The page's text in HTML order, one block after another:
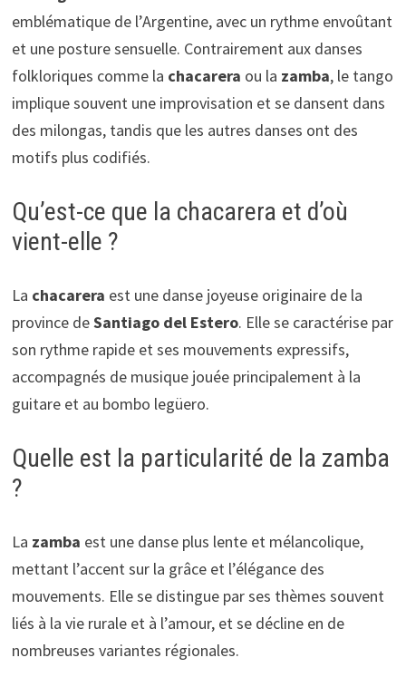
emblématique de l’Argentine, avec un rythme envoûtant
et une posture sensuelle. Contrairement aux danses
folkloriques comme la chacarera ou la zamba, le tango
implique souvent une improvisation et se dansent dans
des milongas, tandis que les autres danses ont des
motifs plus codifiés.
Qu’est-ce que la chacarera et d’où
vient-elle ?
La chacarera est une danse joyeuse originaire de la
province deSantiago del Estero. Elle se caractérise par
son rythme rapide et ses mouvements expressifs,
accompagnés de musique jouée principalement à la
guitare et au bombo legüero.
Quelle est la particularité de la zamba
?
La zamba est une danse plus lente et mélancolique,
mettant l’accent sur la grâce et l’élégance des
mouvements. Elle se distingue par ses thèmes souvent
liés à la vie rurale et à l’amour, et se décline en de
nombreuses variantes régionales.